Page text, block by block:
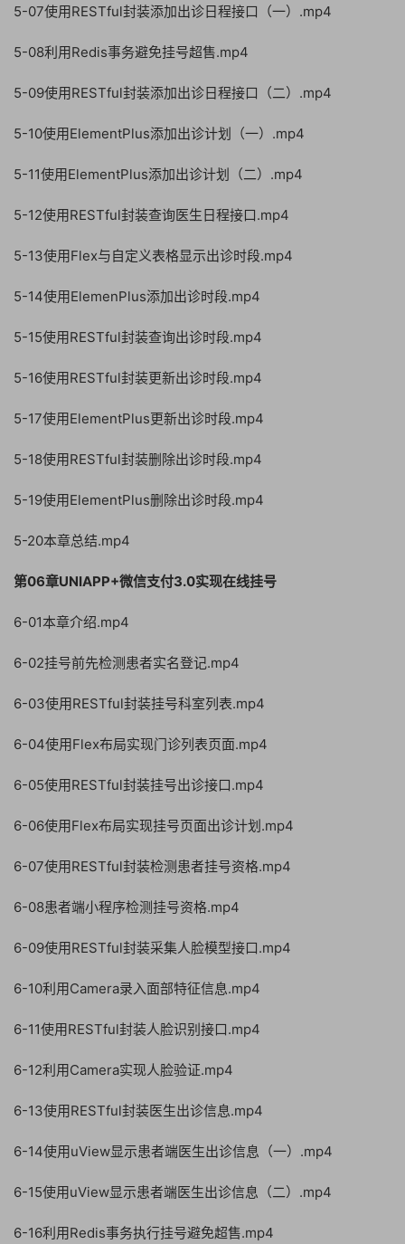
5-07使用RESTful封装添加出诊日程接口（一）.mp4
5-08利用Redis事务避免挂号超售.mp4
5-09使用RESTful封装添加出诊日程接口（二）.mp4
5-10使用ElementPlus添加出诊计划（一）.mp4
5-11使用ElementPlus添加出诊计划（二）.mp4
5-12使用RESTful封装查询医生日程接口.mp4
5-13使用Flex与自定义表格显示出诊时段.mp4
5-14使用ElemenPlus添加出诊时段.mp4
5-15使用RESTful封装查询出诊时段.mp4
5-16使用RESTful封装更新出诊时段.mp4
5-17使用ElementPlus更新出诊时段.mp4
5-18使用RESTful封装删除出诊时段.mp4
5-19使用ElementPlus删除出诊时段.mp4
5-20本章总结.mp4
第06章UNIAPP+微信支付3.0实现在线挂号
6-01本章介绍.mp4
6-02挂号前先检测患者实名登记.mp4
6-03使用RESTful封装挂号科室列表.mp4
6-04使用Flex布局实现门诊列表页面.mp4
6-05使用RESTful封装挂号出诊接口.mp4
6-06使用Flex布局实现挂号页面出诊计划.mp4
6-07使用RESTful封装检测患者挂号资格.mp4
6-08患者端小程序检测挂号资格.mp4
6-09使用RESTful封装采集人脸模型接口.mp4
6-10利用Camera录入面部特征信息.mp4
6-11使用RESTful封装人脸识别接口.mp4
6-12利用Camera实现人脸验证.mp4
6-13使用RESTful封装医生出诊信息.mp4
6-14使用uView显示患者端医生出诊信息（一）.mp4
6-15使用uView显示患者端医生出诊信息（二）.mp4
6-16利用Redis事务执行挂号避免超售.mp4